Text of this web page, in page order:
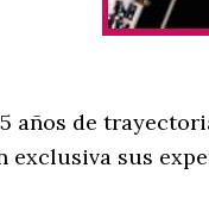
años de
exclusiva sus